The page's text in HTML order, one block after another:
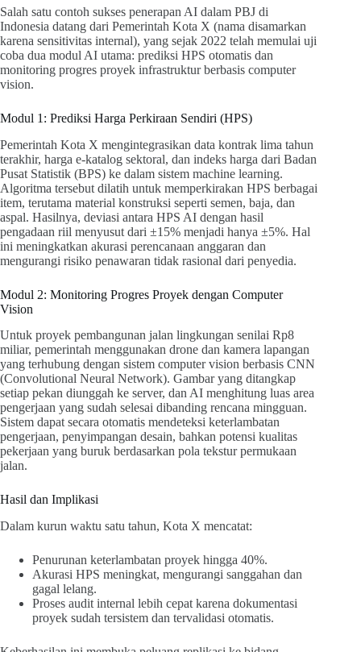
Salah satu contoh sukses penerapan AI dalam PBJ di
Indonesia datang dari Pemerintah Kota X (nama disamarkan
karena sensitivitas internal), yang sejak 2022 telah memulai uji
coba dua modul AI utama: prediksi HPS otomatis dan
monitoring progres proyek infrastruktur berbasis computer
vision.
Modul 1: Prediksi Harga Perkiraan Sendiri (HPS)
Pemerintah Kota X mengintegrasikan data kontrak lima tahun
terakhir, harga e-katalog sektoral, dan indeks harga dari Badan
Pusat Statistik (BPS) ke dalam sistem machine learning.
Algoritma tersebut dilatih untuk memperkirakan HPS berbagai
item, terutama material konstruksi seperti semen, baja, dan
aspal. Hasilnya, deviasi antara HPS AI dengan hasil
pengadaan riil menyusut dari ±15% menjadi hanya ±5%. Hal
ini meningkatkan akurasi perencanaan anggaran dan
mengurangi risiko penawaran tidak rasional dari penyedia.
Modul 2: Monitoring Progres Proyek dengan Computer
Vision
Untuk proyek pembangunan jalan lingkungan senilai Rp8
miliar, pemerintah menggunakan drone dan kamera lapangan
yang terhubung dengan sistem computer vision berbasis CNN
(Convolutional Neural Network). Gambar yang ditangkap
setiap pekan diunggah ke server, dan AI menghitung luas area
pengerjaan yang sudah selesai dibanding rencana mingguan.
Sistem dapat secara otomatis mendeteksi keterlambatan
pengerjaan, penyimpangan desain, bahkan potensi kualitas
pekerjaan yang buruk berdasarkan pola tekstur permukaan
jalan.
Hasil dan Implikasi
Dalam kurun waktu satu tahun, Kota X mencatat:
Penurunan keterlambatan proyek hingga 40%.
Akurasi HPS meningkat, mengurangi sanggahan dan
gagal lelang.
Proses audit internal lebih cepat karena dokumentasi
proyek sudah tersistem dan tervalidasi otomatis.